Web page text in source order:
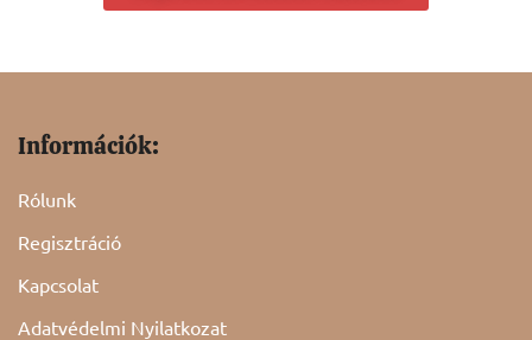
Információk:
Rólunk
Regisztráció
Kapcsolat
Adatvédelmi Nyilatkozat